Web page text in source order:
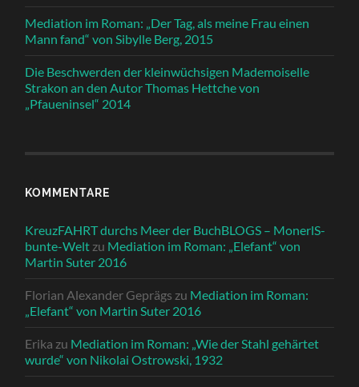
Mediation im Roman: „Der Tag, als meine Frau einen
Mann fand“ von Sibylle Berg, 2015
Die Beschwerden der kleinwüchsigen Mademoiselle
Strakon an den Autor Thomas Hettche von
„Pfaueninsel“ 2014
KOMMENTARE
KreuzFAHRT durchs Meer der BuchBLOGS – MonerlS-
bunte-Welt zu Mediation im Roman: „Elefant“ von
Martin Suter 2016
Florian Alexander Geprägs zu Mediation im Roman:
„Elefant“ von Martin Suter 2016
Erika zu Mediation im Roman: „Wie der Stahl gehärtet
wurde“ von Nikolai Ostrowski, 1932